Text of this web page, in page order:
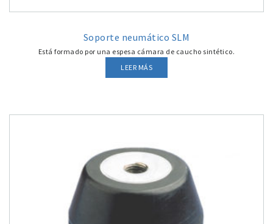
Soporte neumático SLM
Está formado por una espesa cámara de caucho sintético.
LEER MÁS